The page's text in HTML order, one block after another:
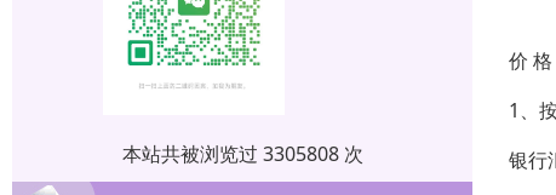
本站共被浏览过 3305808 次
价 格
1、
银行